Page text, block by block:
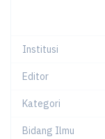
Institusi
Editor
Kategori
Bidang Ilmu